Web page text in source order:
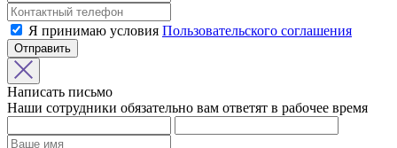
Я принимаю условия Пользовательского соглашения
Отправить
Написать письмо
Наши сотрудники обязательно вам ответят в рабочее время